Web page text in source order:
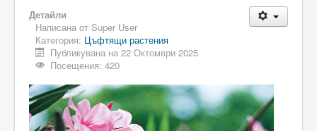
Детайли
Написана от Super User
Категория: Цъфтящи растения
Публикувана на 22 Октомври 2025
Посещения: 420